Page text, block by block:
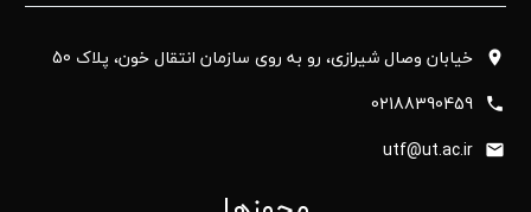
خیابان وصال شیرازی، رو به روی سازمان انتقال خون، پلاک 50
02188390459
utf@ut.ac.ir